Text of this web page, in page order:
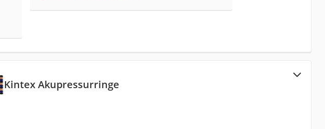
Kintex Akupressurringe